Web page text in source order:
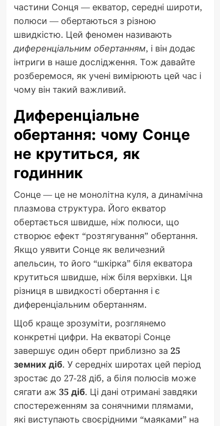
частини Сонця — екватор, середні широти,
полюси — обертаються з різною
швидкістю. Цей феномен називають
диференціальним обертанням, і він додає
інтриги в наше дослідження. Тож давайте
розберемося, як учені вимірюють цей час і
чому він такий важливий.
Диференціальне
обертання: чому Сонце
не крутиться, як
годинник
Сонце — це не монолітна куля, а динамічна
плазмова структура. Його екватор
обертається швидше, ніж полюси, що
створює ефект “розтягування” обертання.
Якщо уявити Сонце як величезний
апельсин, то його “шкірка” біля екватора
крутиться швидше, ніж біля верхівки. Ця
різниця в швидкості обертання і є
диференціальним обертанням.
Щоб краще зрозуміти, розглянемо
конкретні цифри. На екваторі Сонце
завершує один оберт приблизно за 25
земних діб. У середніх широтах цей період
зростає до 27-28 діб, а біля полюсів може
сягати аж 35 діб. Ці дані отримані завдяки
спостереженням за сонячними плямами,
які виступають своєрідними “маяками” на